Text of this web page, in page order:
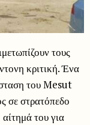
τους
κριτική. Ένα
του Mesut
σε στρατόπεδο
του για